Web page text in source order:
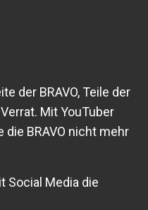
der BRAVO, Teile der
Mit YouTuber
BRAVO nicht mehr
Social Media die